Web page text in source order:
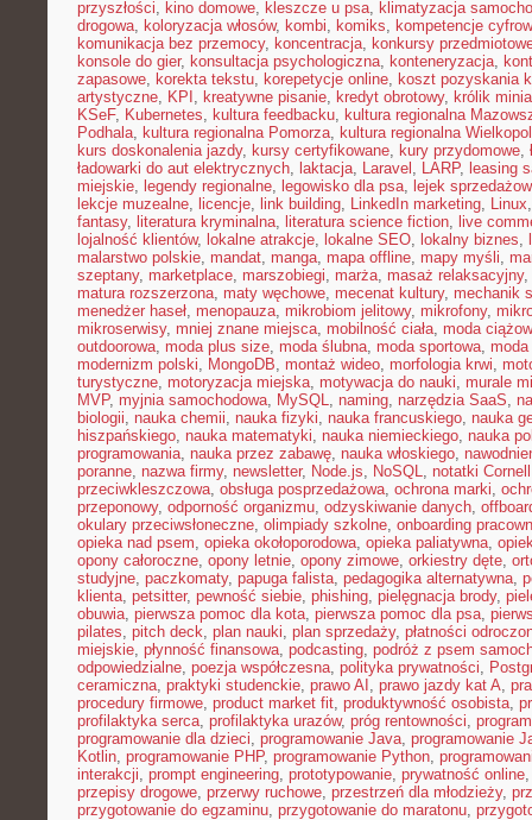
przyszłości, kino domowe, kleszcze u psa, klimatyzacja
drogowa, koloryzacja włosów, kombi, komiks, kompetencje
komunikacja bez przemocy, koncentracja, konkursy
konsole do gier, konsultacja psychologiczna, konteneryzacja,
zapasowe, korekta tekstu, korepetycje online, koszt pozyskania
artystyczne, KPI , kreatywne pisanie, kredyt obrotowy, królik
KSeF, Kubernetes, kultura feedbacku, kultura regionalna
Podhala, kultura regionalna Pomorza, kultura regionalna
kurs doskonalenia jazdy, kursy certyfikowane, kury przydomowe,
ładowarki do aut elektrycznych, laktacja, Laravel , LARP, leasing
miejskie, legendy regionalne, legowisko dla psa, lejek
lekcje muzealne, licencje, link building, LinkedIn marketing, Linux
fantasy, literatura kryminalna, literatura science fiction, live
lojalność klientów, lokalne atrakcje, lokalne SEO, lokalny biznes,
malarstwo polskie, mandat, manga, mapa offline, mapy myśli,
szeptany, marketplace, marszobiegi, marża, masaż relaksacyjny,
matura rozszerzona, maty węchowe, mecenat kultury, mechanik
menedżer haseł, menopauza, mikrobiom jelitowy, mikrofony,
mikroserwisy, mniej znane miejsca, mobilność ciała, moda
outdoorowa, moda plus size, moda ślubna, moda sportowa,
modernizm polski, MongoDB, montaż wideo, morfologia krwi,
turystyczne, motoryzacja miejska, motywacja do nauki, murale
MVP, myjnia samochodowa, MySQL, naming, narzędzia SaaS,
biologii, nauka chemii, nauka fizyki, nauka francuskiego, nauka
hiszpańskiego, nauka matematyki, nauka niemieckiego, nauka
programowania, nauka przez zabawę, nauka włoskiego,
poranne, nazwa firmy, newsletter, Node.js, NoSQL, notatki Cornell
przeciwkleszczowa, obsługa posprzedażowa, ochrona marki,
przeponowy, odporność organizmu, odzyskiwanie danych,
okulary przeciwsłoneczne, olimpiady szkolne, onboarding
opieka nad psem, opieka okołoporodowa, opieka paliatywna,
opony całoroczne, opony letnie, opony zimowe, orkiestry dęte,
studyjne, paczkomaty, papuga falista, pedagogika alternatywna,
klienta, petsitter, pewność siebie, phishing, pielęgnacja brody,
obuwia, pierwsza pomoc dla kota, pierwsza pomoc dla psa,
pilates, pitch deck, plan nauki, plan sprzedaży, płatności
miejskie, płynność finansowa, podcasting, podróż z psem
odpowiedzialne, poezja współczesna, polityka prywatności,
ceramiczna, praktyki studenckie, prawo AI , prawo jazdy kat A,
procedury firmowe, product market fit, produktywność osobista,
profilaktyka serca, profilaktyka urazów, próg rentowności,
programowanie dla dzieci, programowanie Java, programowanie
Kotlin, programowanie PHP, programowanie Python,
interakcji, prompt engineering, prototypowanie, prywatność online
przepisy drogowe, przerwy ruchowe, przestrzeń dla młodzieży,
przygotowanie do egzaminu, przygotowanie do maratonu,